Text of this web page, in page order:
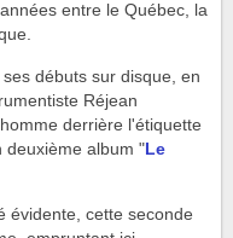
entre le Québec, la
débuts sur disque, en
Réjean
derrière l'étiquette
deuxième album "Le
évidente, cette seconde